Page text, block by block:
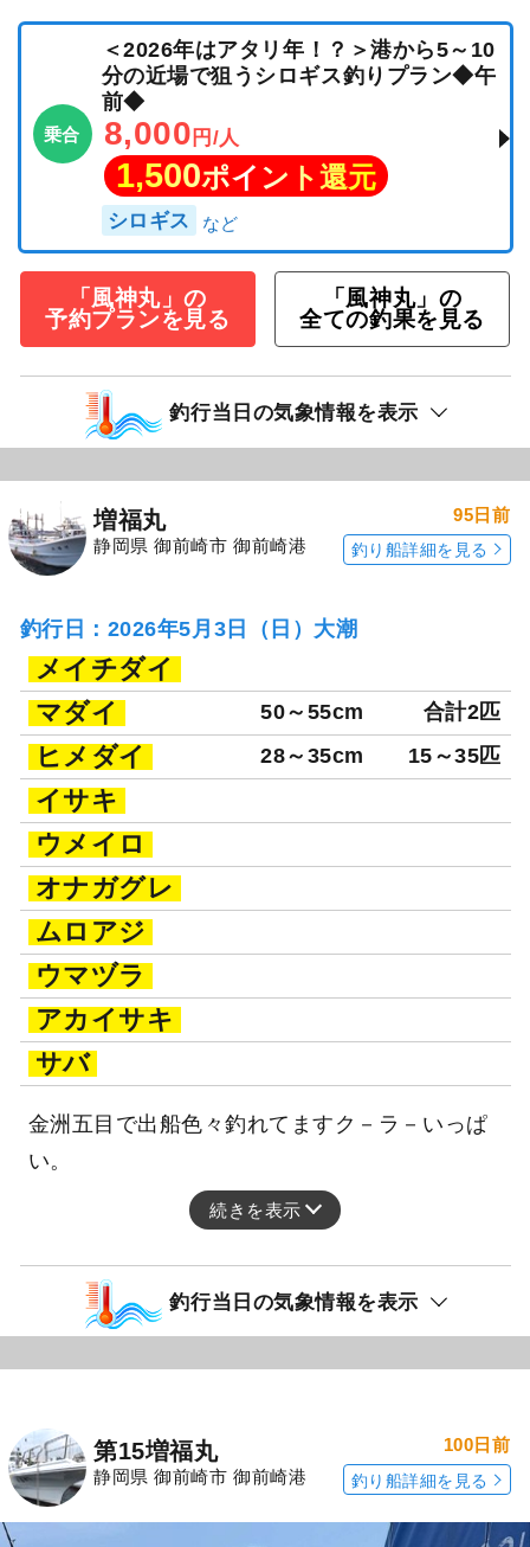
乗合
＜2026年はアタリ年！？＞港から5～10
分の近場で狙うシロギス釣りプラン◆午
前◆
8,000 円/人
1,500ポイント還元
シロギス
「風神丸」の
予約プランを見る
「風神丸」の
全ての釣果を見る
釣行当日の気象情報を表示
増福丸
静岡県 御前崎市 御前崎港
95日前
釣り船詳細を見る
釣行日：2026年5月3日（日）大潮
メイチダイ
マダイ
50～55cm 合計2匹
ヒメダイ 28～35cm 15～35匹
イサキ
ウメイロ
オナガグレ
ムロアジ
ウマヅラ
アカイサキ
サバ
金洲五目で出船色々釣れてますク－ラ－いっぱ
い。
続きを表示
釣行当日の気象情報を表示
第15増福丸
静岡県 御前崎市 御前崎港
100日前
釣り船詳細を見る